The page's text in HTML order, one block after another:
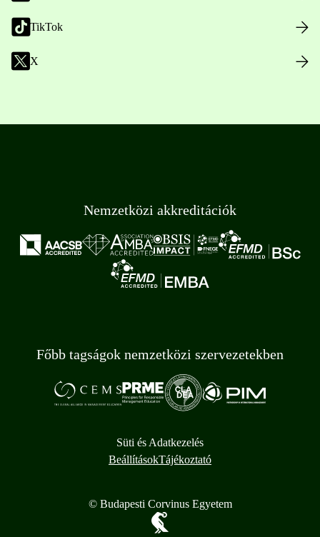
TikTok
X
Nemzetközi akkreditációk
Főbb tagságok nemzetközi szervezetekben
Süti és Adatkezelés
BeállításokTájékoztató
© Budapesti Corvinus Egyetem